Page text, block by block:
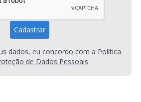
dados, eu concordo com a Política
de Dados Pessoais